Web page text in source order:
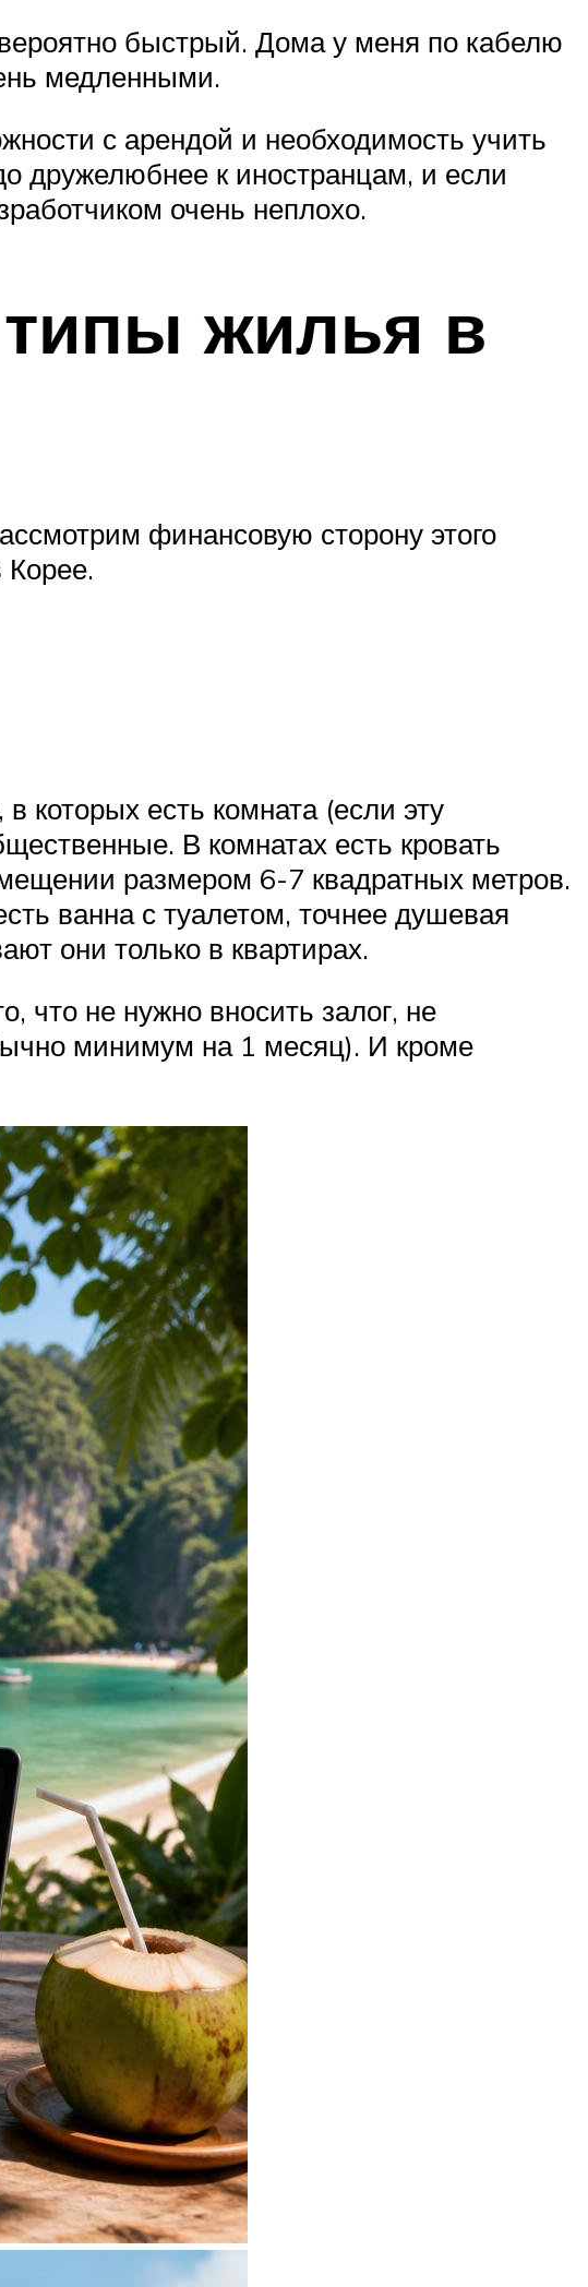
быстрый. Дома у меня по кабелю
медленными.
с арендой и необходимость учить
дружелюбнее к иностранцам, и если
очень неплохо.
жилья в
финансовую сторону этого
Корее.
которых есть комната (если эту
В комнатах есть кровать
размером 6-7 квадратных метров.
ванна с туалетом, точнее душевая
они только в квартирах.
что не нужно вносить залог, не
минимум на 1 месяц). И кроме